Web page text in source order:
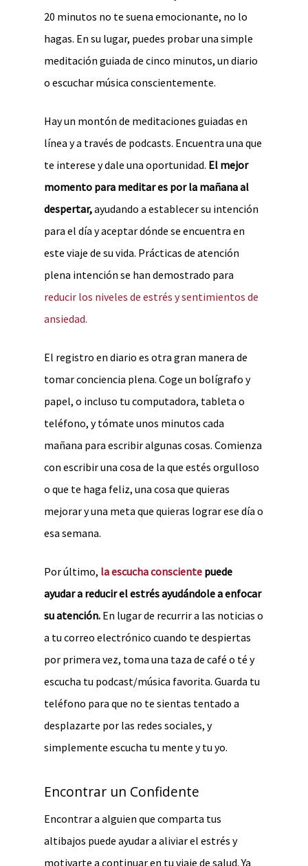
20 minutos no te suena emocionante, no lo
hagas. En su lugar, puedes probar una simple
meditación guiada de cinco minutos, un diario
o escuchar música conscientemente.
Hay un montón de meditaciones guiadas en
línea y a través de podcasts. Encuentra una que
te interese y dale una oportunidad. El mejor
momento para meditar es por la mañana al
despertar,ayudando a establecer su intención
para el día y aceptar dónde se encuentra en
este viaje de su vida. Prácticas de atención
plena intención se han demostrado para
reducir los niveles de estrés y sentimientos de
ansiedad.
El registro en diario es otra gran manera de
tomar conciencia plena. Coge un bolígrafo y
papel, o incluso tu computadora, tableta o
teléfono, y tómate unos minutos cada
mañana para escribir algunas cosas. Comienza
con escribir una cosa de la que estés orgulloso
o que te haga feliz, una cosa que quieras
mejorar y una meta que quieras lograr ese día o
esa semana.
Por último, la escucha consciente puede
ayudar a reducir el estrés ayudándole a enfocar
su atención. En lugar de recurrir a las noticias o
a tu correo electrónico cuando te despiertas
por primera vez, toma una taza de café o té y
escucha tu podcast/música favorita. Guarda tu
teléfono para que no te sientas tentado a
desplazarte por las redes sociales, y
simplemente escucha tu mente y tu yo.
Encontrar un Confidente
Encontrar a alguien que comparta tus
altibajos puede ayudar a aliviar el estrés y
motivarte a continuar en tu viaje de salud. Ya